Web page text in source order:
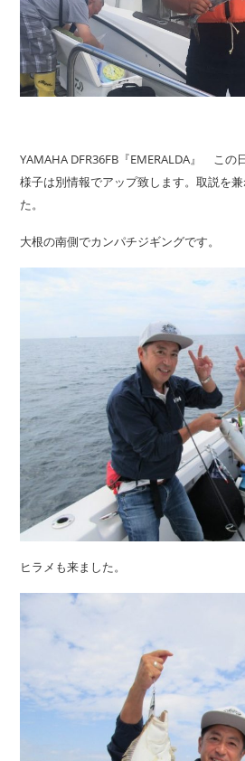
YAMAHA DFR36FB『EMERALDA』 この
様子は別情報でアップ致します。取説を
た。
大根の南側でカンパチジギングです。
ヒラメも来ました。